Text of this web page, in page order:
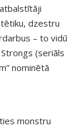
dzestru
– to vidū
(seriāls
nominētā
monstru